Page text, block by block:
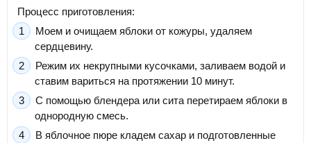
Процесс приготовления:
Моем и очищаем яблоки от кожуры, удаляем
сердцевину.
Режим их некрупными кусочками, заливаем водой и
ставим вариться на протяжении 10 минут.
С помощью блендера или сита перетираем яблоки в
однородную смесь.
В яблочное пюре кладем сахар и подготовленные